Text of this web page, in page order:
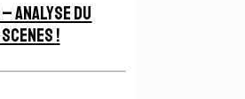
– Analyse du
!